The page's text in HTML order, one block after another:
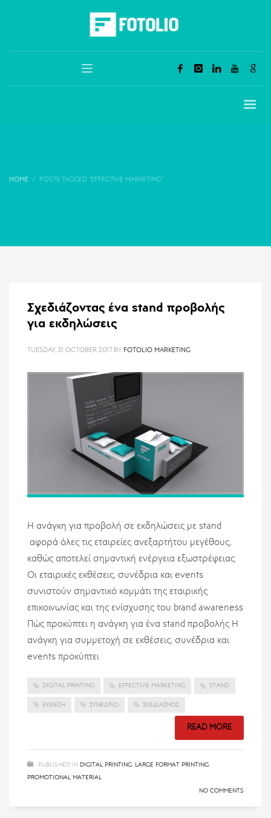
HOME POSTS TAGGED "EFFECTIVE MARKETING"
Σχεδιάζοντας ένα stand προβολής
για εκδηλώσεις
TUESDAY, 31 OCTOBER 2017 BY FOTOLIO MARKETING
Η ανάγκη για προβολή σε εκδηλώσεις με stand
αφορά όλες τις εταιρείες ανεξαρτήτου μεγέθους,
καθώς αποτελεί σημαντική ενέργεια εξωστρέφειας.
Οι εταιρικές εκθέσεις, συνέδρια και events
συνιστούν σημαντικό κομμάτι της εταιρικής
επικοινωνίας και της ενίσχυσης του brand awareness
Πώς προκύπτει η ανάγκη για ένα stand προβολής Η
ανάγκη για συμμετοχή σε εκθέσεις, συνέδρια και
events προκύπτει
DIGITAL PRINTING EFFECTIVE MARKETING STAND
ΈΚΘΕΣΗ ΣΥΝΈΔΡΙΟ ΣΧΕΔΙΑΣΜΌΣ
READ MORE
PUBLISHED IN DIGITAL PRINTING, LARGE FORMAT PRINTING,
PROMOTIONAL MATERIAL
NO COMMENTS